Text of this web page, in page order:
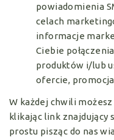
powiadomienia
celach
informacje
Ciebie
produktów i/lub
ofercie,
W każdej chwili
klikając link znajdujący
prostu pisząc do nas